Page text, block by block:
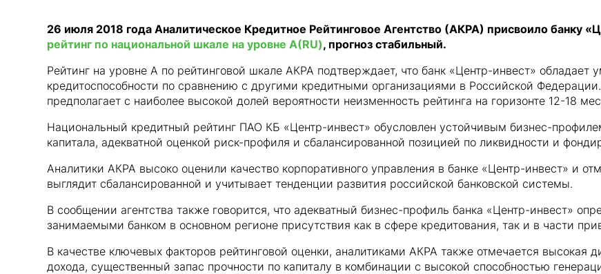
26 июля 2018 года Аналитическое Кредитное Рейтинговое Агентство (АКРА) присвоило банку
рейтинг по национальной шкале на уровне А(RU), прогноз стабильный.
Рейтинг на уровне A по рейтинговой шкале АКРА подтверждает, что банк «Центр-инвест» обладает
кредитоспособности по сравнению с другими кредитными организациями в Российской
предполагает с наиболее высокой долей вероятности неизменность рейтинга на горизонте 12-18
Национальный кредитный рейтинг ПАО КБ «Центр-инвест» обусловлен устойчивым бизнес-
капитала, адекватной оценкой риск-профиля и сбалансированной позицией по ликвидности и
Аналитики АКРА высоко оценили качество корпоративного управления в банке «Центр-инвест» и
выглядит сбалансированной и учитывает тенденции развития российской банковской системы.
В сообщении агентства также говорится, что адекватный бизнес-профиль банка «Центр-инвест»
занимаемыми банком в основном регионе присутствия как в сфере кредитования, так и в части
В качестве ключевых факторов рейтинговой оценки, аналитиками АКРА также отмечается высокая
дохода, существенный запас прочности по капиталу в комбинации с высокой способностью